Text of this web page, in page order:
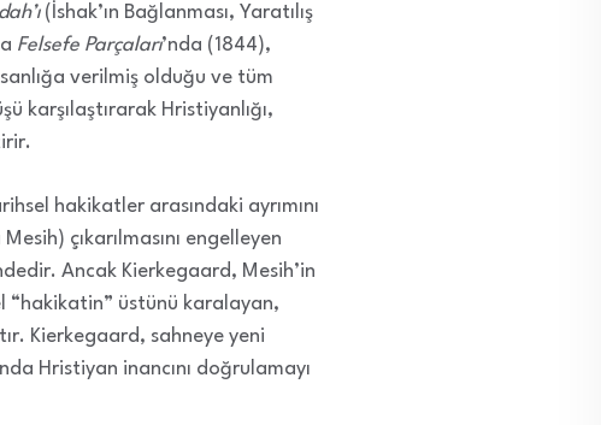
(İshak’ın Bağlanması, Yaratılış
Felsefe Parçaları’nda (1844),
verilmiş olduğu ve tüm
karşılaştırarak Hristiyanlığı,
hakikatler arasındaki ayrımını
çıkarılmasını engelleyen
Ancak Kierkegaard, Mesih’in
“hakikatin” üstünü karalayan,
Kierkegaard, sahneye yeni
Hristiyan inancını doğrulamayı